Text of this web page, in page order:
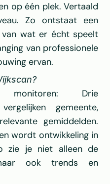
op één plek. Vertaald
Zo ontstaat een
wat er écht speelt
van professionele
ervan.
Drie
gemeente,
gemiddelden.
wordt ontwikkeling in
zie je niet alleen de
ook trends en